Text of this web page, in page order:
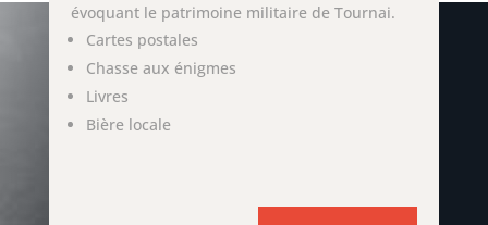
évoquant le patrimoine militaire de Tournai.
Cartes postales
Chasse aux énigmes
Livres
Bière locale